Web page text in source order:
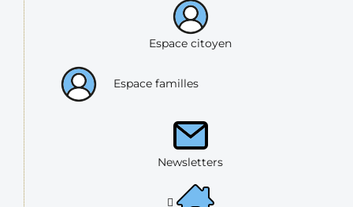
Espace citoyen
Espace familles
Newsletters